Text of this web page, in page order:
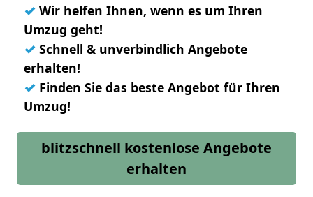
✓ Wir helfen Ihnen, wenn es um Ihren
Umzug geht!
✓ Schnell & unverbindlich Angebote
erhalten!
✓ Finden Sie das beste Angebot für Ihren
Umzug!
blitzschnell kostenlose Angebote
erhalten